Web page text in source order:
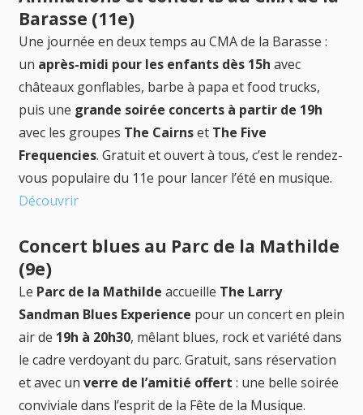
Barasse (11e)
Une journée en deux temps au CMA de la Barasse :
un après-midi pour les enfants dès 15h avec
châteaux gonflables, barbe à papa et food trucks,
puis une grande soirée concerts à partir de 19h
avec les groupes The Cairnset The Five
Frequencies. Gratuit et ouvert à tous, c’est le rendez-
vous populaire du 11e pour lancer l’été en musique.
Découvrir
Concert blues au Parc de la Mathilde
(9e)
Le Parc de la Mathilde accueille The Larry
Sandman Blues Experience pour un concert en plein
air de 19h à 20h30, mêlant blues, rock et variété dans
le cadre verdoyant du parc. Gratuit, sans réservation
et avec un verre de l’amitié offert : une belle soirée
conviviale dans l’esprit de la Fête de la Musique.